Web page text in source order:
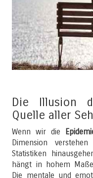
Die Illusion
Quelle aller
Wenn wir die
Dimension
Statistiken
hängt in hohem
Die mentale und